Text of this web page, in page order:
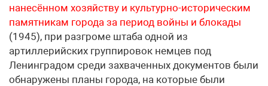
нанесённом хозяйству и культурно-историческим
памятникам города за период войны и блокады
(1945), при разгроме штаба одной из
артиллерийских группировок немцев под
Ленинградом среди захваченных документов были
обнаружены планы города, на которые были